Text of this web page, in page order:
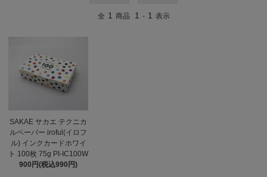
全 1 商品 1 - 1 表示
SAKAE サカエ テクニカ
ルペーパー iroful(イロフ
ル) インクカードホワイ
ト 100枚 75g PI-IC100W
900円(税込990円)